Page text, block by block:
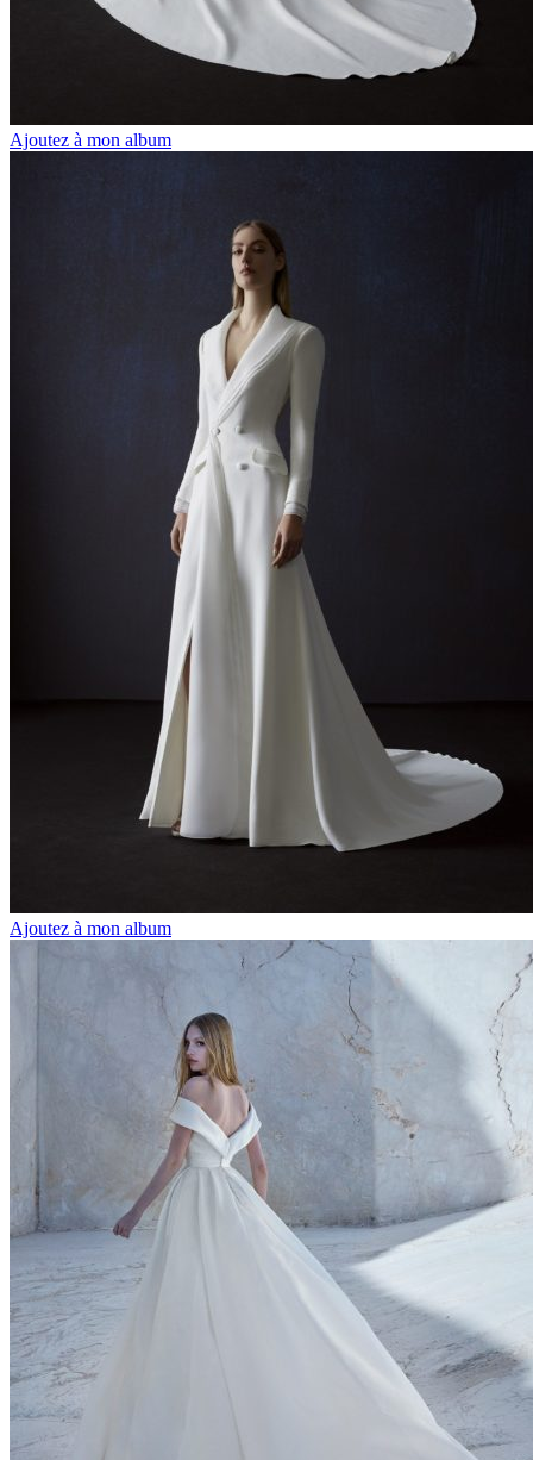
Ajoutez à mon album
Ajoutez à mon album